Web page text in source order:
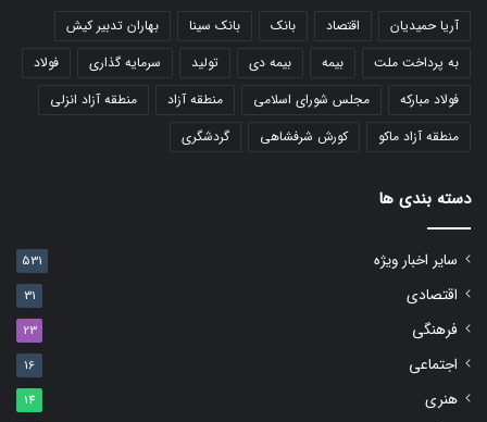
آریا حمیدیان اقتصاد بانک بانک سینا
بهاران تدبیر کیش
به پرداخت ملت
بیمه بیمه دی تولید سرمایه گذاری
فولاد
فولاد مبارکه
مجلس شورای اسلامی منطقه آزاد
منطقه آزاد انزلی
منطقه آزاد ماکو
کورش شرفشاهی گردشگری
دسته بندی ها
سایر اخبار ویژه 531
اقتصادی 31
فرهنگی 23
اجتماعی 16
هنری 14